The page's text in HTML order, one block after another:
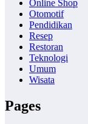
Online Shop
Otomotif
Pendidikan
Resep
Restoran
Teknologi
Umum
Wisata
Pages